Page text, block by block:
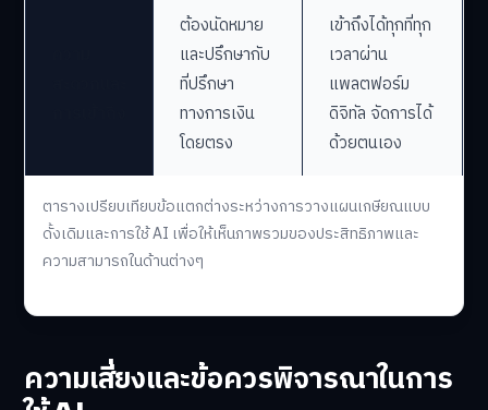
ตารางเปรียบเทียบข้อแตกต่างระหว่างการวางแผนเกษียณแบบ
ดั้งเดิมและการใช้ AI เพื่อให้เห็นภาพรวมของประสิทธิภาพและ
ความสามารถในด้านต่างๆ
ต้องนัดหมาย
และปรึกษากับ
ที่ปรึกษา
ทางการเงิน
โดยตรง
เข้าถึงได้ทุกที่ทุก
เวลาผ่าน
แพลตฟอร์ม
ดิจิทัล จัดการได้
ด้วยตนเอง
ความเสี่ยงและข้อควรพิจารณาในการ